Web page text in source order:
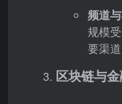
频道
规模
要渠道
区块链与